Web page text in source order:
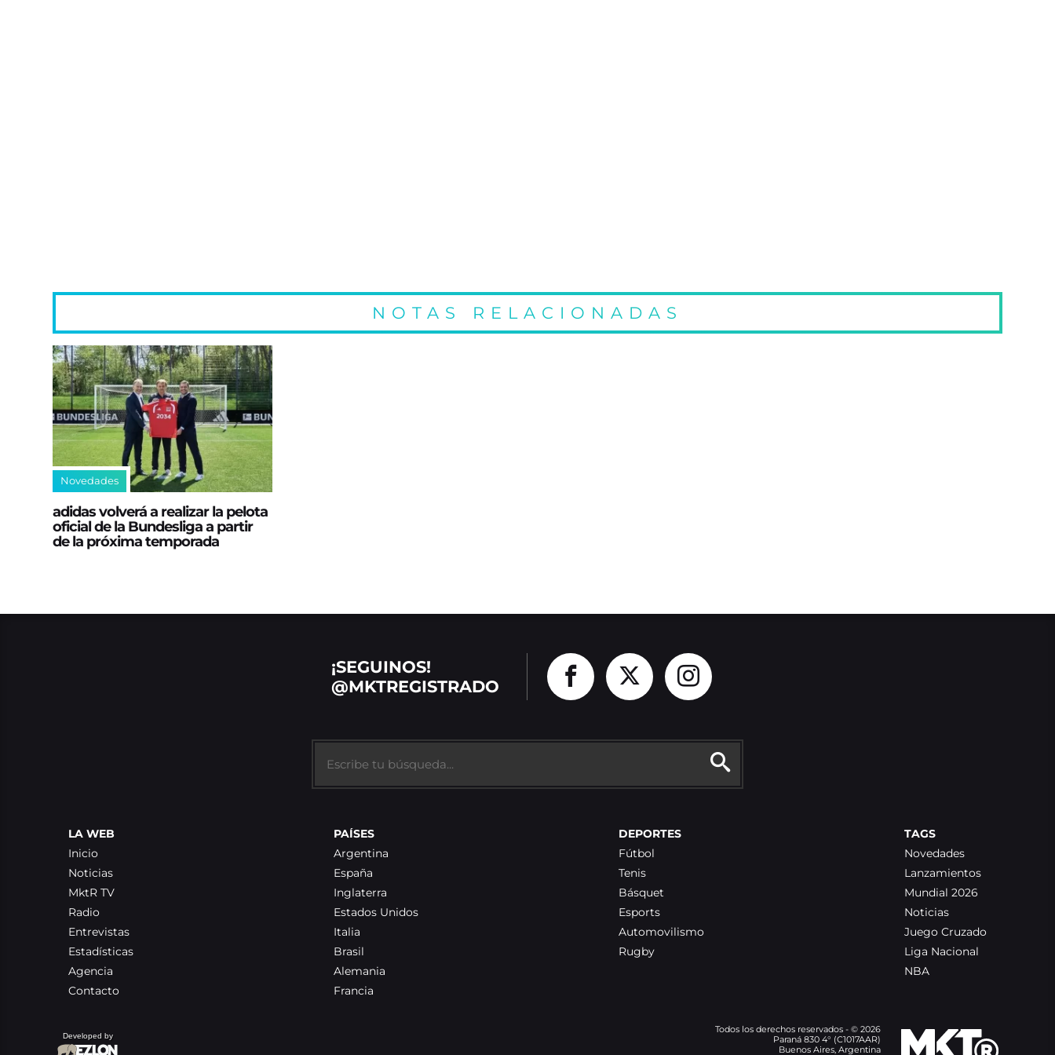
NOTAS RELACIONADAS
Novedades
adidas volverá a realizar la pelota
oficial de la Bundesliga a partir
de la próxima temporada
¡SEGUINOS!
@MKTREGISTRADO
LA WEB
Inicio
Noticias
MktR TV
Radio
Entrevistas
Estadísticas
Agencia
Contacto
PAÍSES
Argentina
España
Inglaterra
Estados Unidos
Italia
Brasil
Alemania
Francia
DEPORTES
Fútbol
Tenis
Básquet
Esports
Automovilismo
Rugby
TAGS
Novedades
Lanzamientos
Mundial 2026
Noticias
Juego Cruzado
Liga Nacional
NBA
Developed by
Todos los derechos reservados - © 2026
Paraná 830 4° (C1017AAR)
Buenos Aires, Argentina